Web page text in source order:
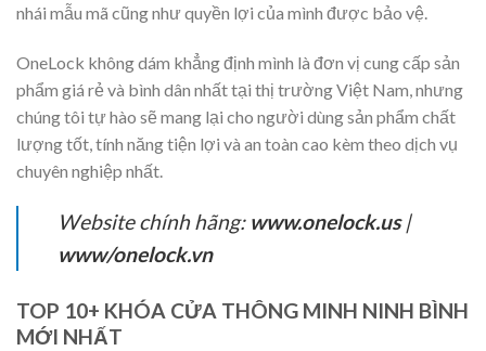
nhái mẫu mã cũng như quyền lợi của mình được bảo vệ.
OneLock không dám khẳng định mình là đơn vị cung cấp sản
phẩm giá rẻ và bình dân nhất tại thị trường Việt Nam, nhưng
chúng tôi tự hào sẽ mang lại cho người dùng sản phẩm chất
lượng tốt, tính năng tiện lợi và an toàn cao kèm theo dịch vụ
chuyên nghiệp nhất.
Website chính hãng: www.onelock.us|
www/onelock.vn
TOP 10+ KHÓA CỬA THÔNG MINH NINH BÌNH
MỚI NHẤT